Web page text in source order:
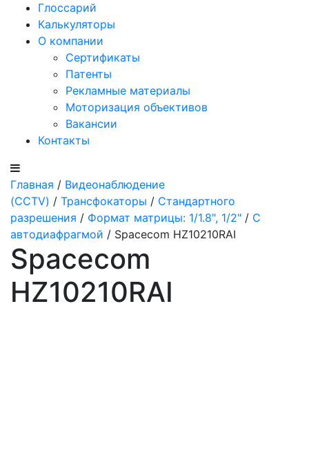
Глоссарий
Калькуляторы
О компании
Сертификаты
Патенты
Рекламные материалы
Моторизация объективов
Вакансии
Контакты
Главная / Видеонаблюдение
(CCTV) / Трансфокаторы / Стандартного
разрешения / Формат матрицы: 1/1.8", 1/2" / С
автодиафрагмой / Spacecom HZ10210RAI
Spacecom
HZ10210RAI